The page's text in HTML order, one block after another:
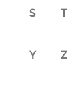
S
Y
T
Z